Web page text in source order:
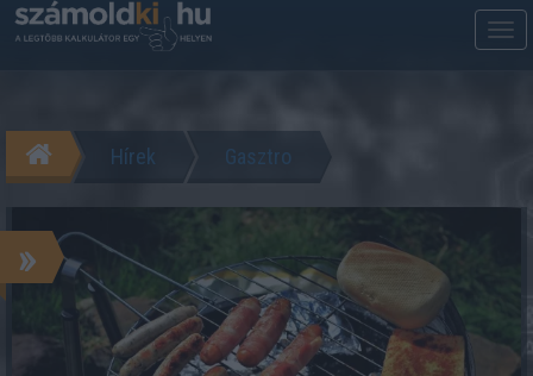
Hírek Gasztro
»